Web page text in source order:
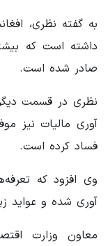
داشته است که
صادر شده است.
نظری در قسمت
آوری مالیات نیز
فساد کرده است.
وی افزود که
آوری شده و عواید
معاون وزارت